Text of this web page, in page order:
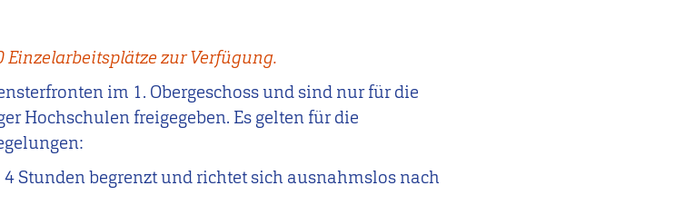
Einzelarbeitsplätze zur Verfügung.
im 1. Obergeschoss und sind nur für die
Hochschulen freigegeben. Es gelten für die
Stunden begrenzt und richtet sich ausnahmslos nach